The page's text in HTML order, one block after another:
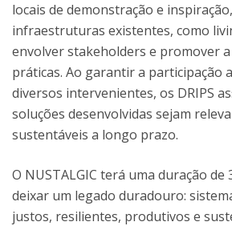
locais de demonstração e
infraestruturas existentes, como
envolver stakeholders e promover
práticas. Ao garantir a participação
diversos intervenientes, os DRIPS
soluções desenvolvidas sejam
sustentáveis a longo prazo.
O NUSTALGIC terá uma duração de
deixar um legado duradouro:
justos, resilientes, produtivos e